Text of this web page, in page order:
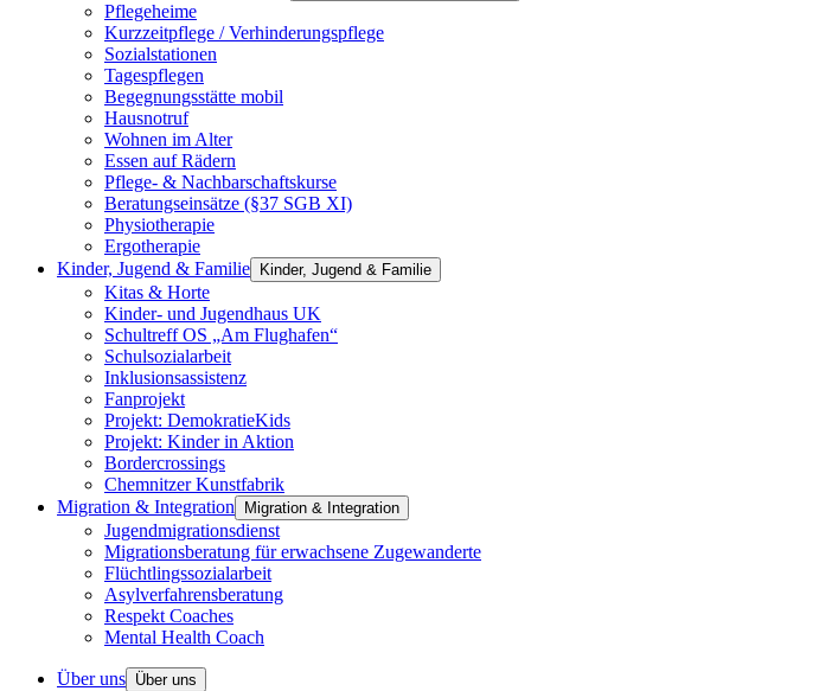
Pflegeheime
Kurzzeitpflege / Verhinderungspflege
Sozialstationen
Tagespflegen
Begegnungsstätte mobil
Hausnotruf
Wohnen im Alter
Essen auf Rädern
Pflege- & Nachbarschaftskurse
Beratungseinsätze (§37 SGB XI)
Physiotherapie
Ergotherapie
Kinder, Jugend & Familie
Kinder, Jugend & Familie
Kitas & Horte
Kinder- und Jugendhaus UK
Schultreff OS „Am Flughafen“
Schulsozialarbeit
Inklusionsassistenz
Fanprojekt
Projekt: DemokratieKids
Projekt: Kinder in Aktion
Bordercrossings
Chemnitzer Kunstfabrik
Migration & Integration
Migration & Integration
Jugendmigrationsdienst
Migrationsberatung für erwachsene Zugewanderte
Flüchtlingssozialarbeit
Asylverfahrensberatung
Respekt Coaches
Mental Health Coach
Über uns Über uns